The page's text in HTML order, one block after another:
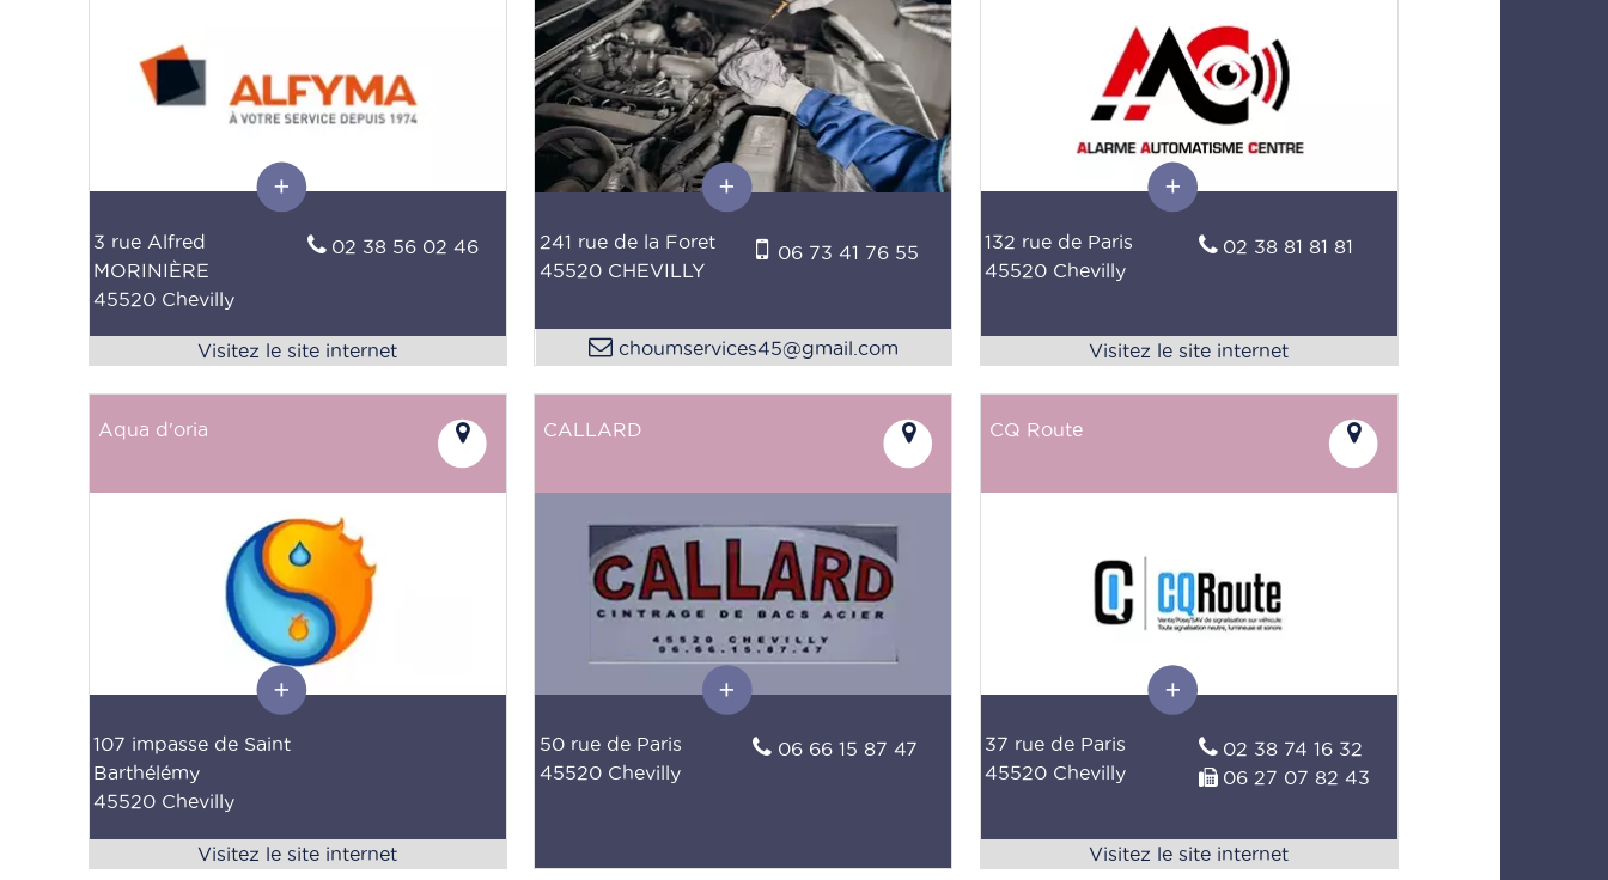
3 rue Alfred
MORINIÈRE
45520 Chevilly
02 38 56 02 46
241 rue de la Foret
45520 CHEVILLY
06 73 41 76 55
choumservices45@gmail.com
132 rue de Paris
45520 Chevilly
02 38 81 81 81
Aqua d'oria
107 impasse de Saint
Barthélémy
45520 Chevilly
CALLARD
50 rue de Paris
45520 Chevilly
06 66 15 87 47
CQ Route
37 rue de Paris
45520 Chevilly
02 38 74 16 32
06 27 07 82 43